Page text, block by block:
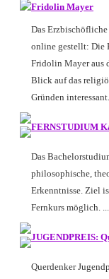
Fridolin Mayer
Das
online gestellt: Die
Fridolin Mayer aus
Blick auf das
Gründen
FERNSTUDIUM
Das
philosophische,
Erkenntnisse. Ziel
Fernkurs möglich. ...
JUGENDPREIS:
Querdenker